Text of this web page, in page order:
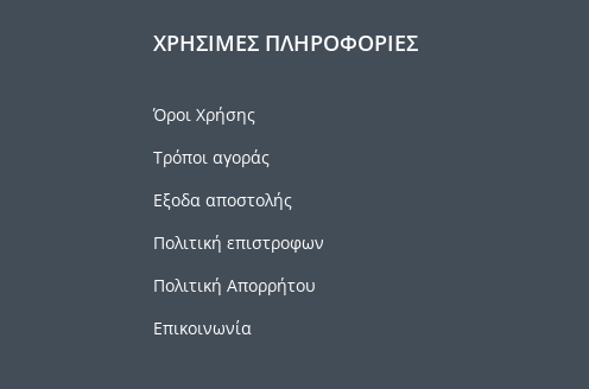
ΧΡΉΣΙΜΕΣ ΠΛΗΡΟΦΟΡΊΕΣ
Όροι Χρήσης
Τρόποι αγοράς
Εξοδα αποστολής
Πολιτική επιστροφων
Πολιτική Απορρήτου
Επικοινωνία